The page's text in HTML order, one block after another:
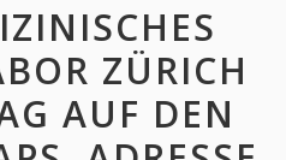
ZÜRICH
AUF DEN